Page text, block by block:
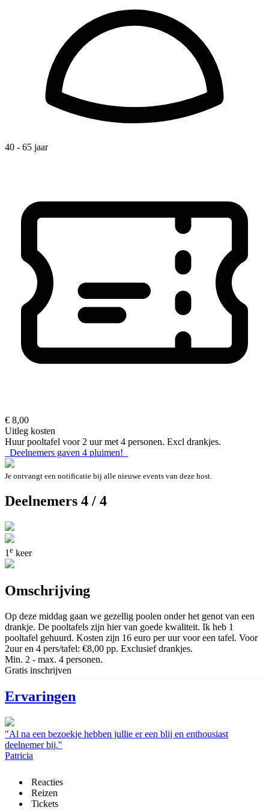
40 - 65 jaar
€ 8,00
Uitleg kosten
Huur pooltafel voor 2 uur met 4 personen. Excl drankjes.
Deelnemers gaven 4 pluimen!
Je ontvangt een notificatie bij alle nieuwe events van deze host.
Deelnemers 4 / 4
1 e keer
Omschrijving
Op deze middag gaan we gezellig poolen onder het genot van een
drankje. De pooltafels zijn hier van goede kwaliteit. Ik heb 1
pooltafel gehuurd. Kosten zijn 16 euro per uur voor een tafel. Voor
2uur en 4 pers/tafel: €8,00 pp. Exclusief drankjes.
Min. 2 - max. 4 personen.
Gratis inschrijven
Ervaringen
"Al na een bezoekje hebben jullie er een blij en enthousiast
deelnemer bij."
Patricia
Reacties
Reizen
Tickets